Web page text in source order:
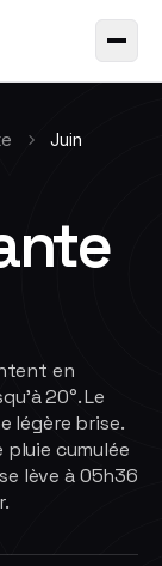
Juin
en
20°. Le
légère brise.
pluie cumulée
lève à 05h36